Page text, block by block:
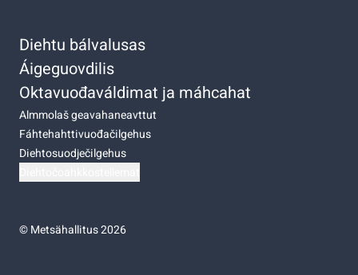
Diehtu bálvalusas
Áigeguovdilis
Oktavuođaváldimat ja máhcahat
Almmolaš geavahaneavttut
Fáhtehahttivuođačilgehus
Diehtosuodječilgehus
©Metsähallitus 2026